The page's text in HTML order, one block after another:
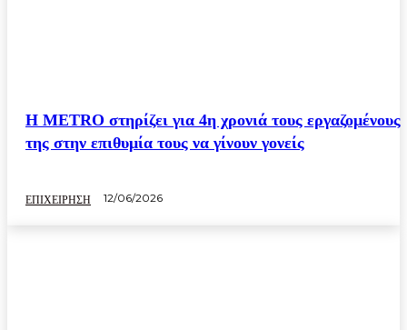
Η METRO στηρίζει για 4η χρονιά τους εργαζομένους
της στην επιθυμία τους να γίνουν γονείς
ΕΠΙΧΕΙΡΗΣΗ 12/06/2026